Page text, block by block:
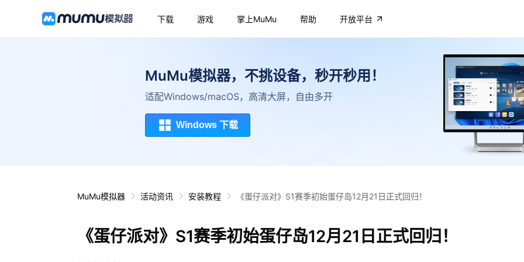
下载 游戏 掌上MuMu 帮助 开放平台
MuMu模拟器，不挑设备，秒开秒用！
适配Windows/macOS，高清大屏，自由多开
Windows 下载
MuMu模拟器 活动资讯 安装教程 《蛋仔派对》S1赛季初始蛋仔岛12月21日正式回归！
《蛋仔派对》S1赛季初始蛋仔岛12月21日正式回归！